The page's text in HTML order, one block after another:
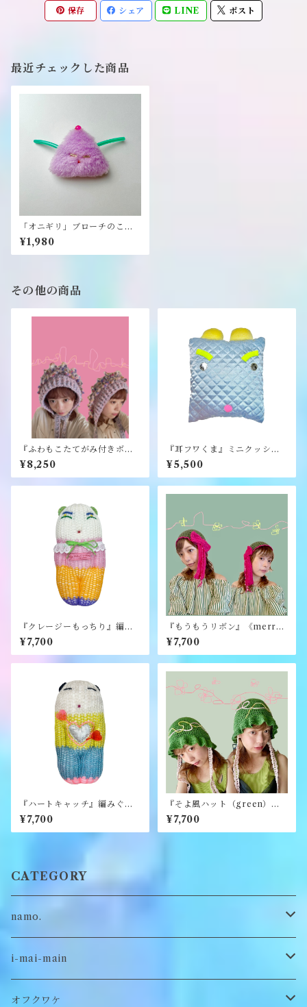
保存 シェア LINE ポスト
最近チェックした商品
「オニギリ」ブローチのこど
も《gomi》
¥1,980
その他の商品
『ふわもこたてがみ付きボン
ネット』《merry yarn》
¥8,250
『耳フワくま』ミニクッショ
ン《むくり》
¥5,500
『クレージーもっちり』編み
ぐるみ《むくり》
¥7,700
『もうもうリボン』《merry
yarn》
¥7,700
『ハートキャッチ』編みぐる
み《むくり》
¥7,700
『そよ風ハット（green）』
《merry yarn》
¥7,700
CATEGORY
namo.
古着
オリジナル
i-mai-main
ビスチェ
オフクワケ